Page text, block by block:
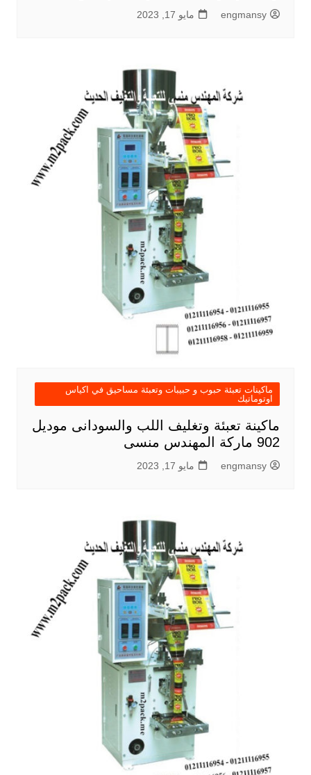
engmansy مايو 17, 2023
ماكينات تعبئة حبوب و حبيبات وتعبئة مساحيق في اكياس
اوتوماتيك
ماكينة تعبئة وتغليف اللب والسودانى موديل
902 ماركة المهندس منسى
engmansy مايو 17, 2023